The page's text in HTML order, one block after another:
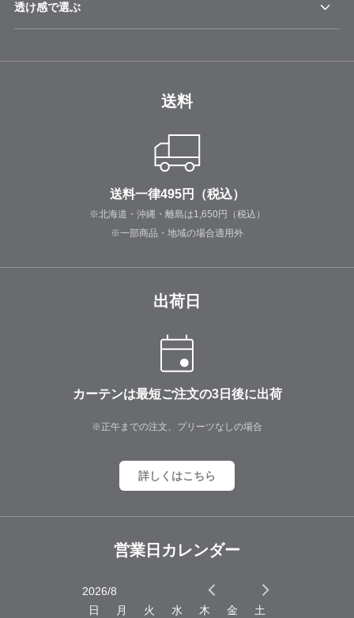
透け感で選ぶ
送料
送料一律495円（税込）
※北海道・沖縄・離島は1,650円（税込）
※一部商品・地域の場合適用外
出荷日
カーテンは最短ご注文の3日後に出荷
※正午までの注文、プリーツなしの場合
詳しくはこちら
営業日カレンダー
2026/8
日
月 火 水 木 金
土